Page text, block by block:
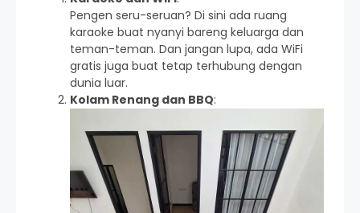
Pengen seru-seruan? Di sini ada ruang
karaoke buat nyanyi bareng keluarga dan
teman-teman. Dan jangan lupa, ada WiFi
gratis juga buat tetap terhubung dengan
dunia luar.
Kolam Renang dan BBQ: